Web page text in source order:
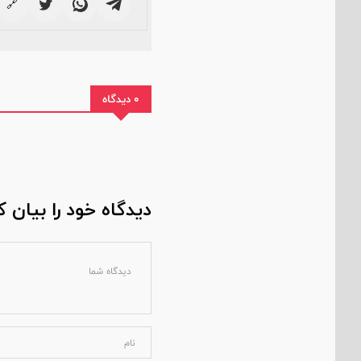
🔗
0 دیدگاه
دیدگاه خود را بیان